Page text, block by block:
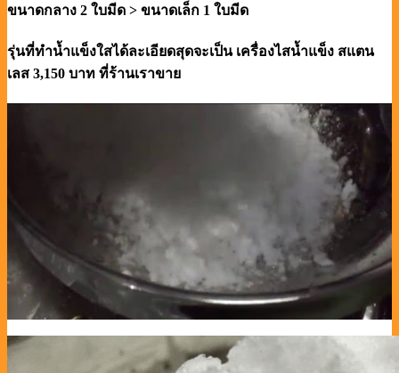
ขนาดกลาง 2 ใบมีด > ขนาดเล็ก 1 ใบมีด
รุ่นที่ทำน้ำแข็งใสได้ละเอียดสุดจะเป็น เครื่องไสน้ำแข็ง สแตน
เลส 3,150 บาท ที่ร้านเราขาย